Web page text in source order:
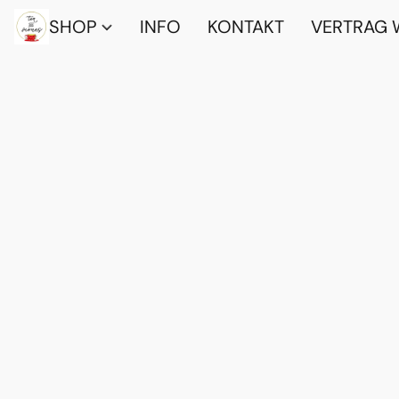
SHOP INFO KONTAKT VERTRAG